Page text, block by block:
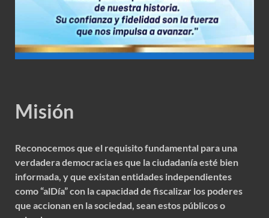
Misión
Reconocemos que el requisito fundamental para una
verdadera democracia es que la ciudadanía esté bien
informada, y que existan entidades independientes
como “alDía” con la capacidad de fiscalizar los poderes
que accionan en la sociedad, sean estos públicos o